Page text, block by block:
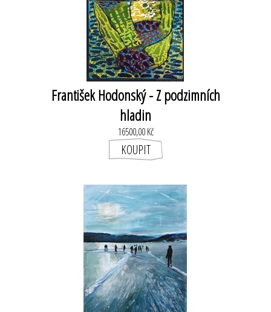
František Hodonský - Z podzimních
hladin
16500,00 Kč